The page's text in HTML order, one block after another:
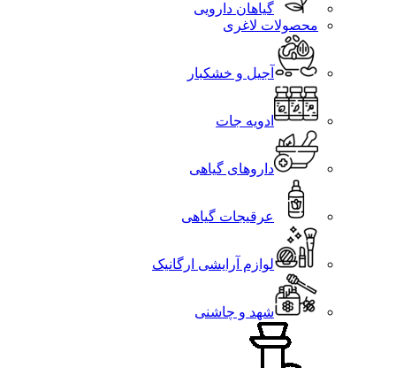
گیاهان دارویی
محصولات لاغری
آجیل و خشکبار
ادویه جات
داروهای گیاهی
عرقیجات گیاهی
لوازم آرایشی ارگانیک
شهد و چاشنی